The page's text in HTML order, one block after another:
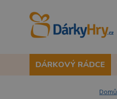
DÁRKOVÝ RÁDCE
Domů